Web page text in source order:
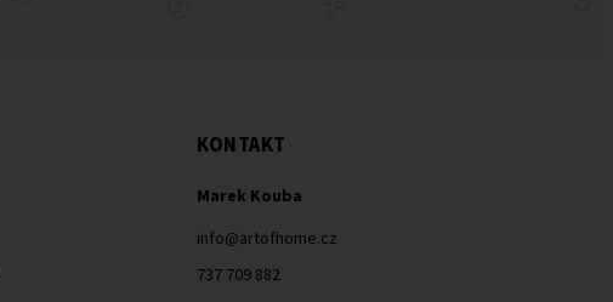
KONTAKT
Marek Kouba
info@artofhome.cz
737 709 882